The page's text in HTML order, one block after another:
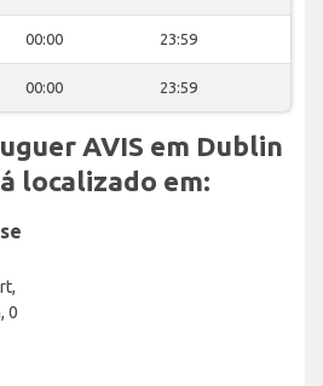
00:00 23:59
00:00 23:59
AVIS em Dublin
localizado em:
0